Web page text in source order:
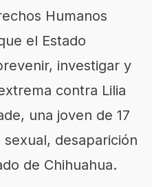
Humanos
el Estado
investigar y
contra Lilia
una joven de 17
desaparición
de Chihuahua.